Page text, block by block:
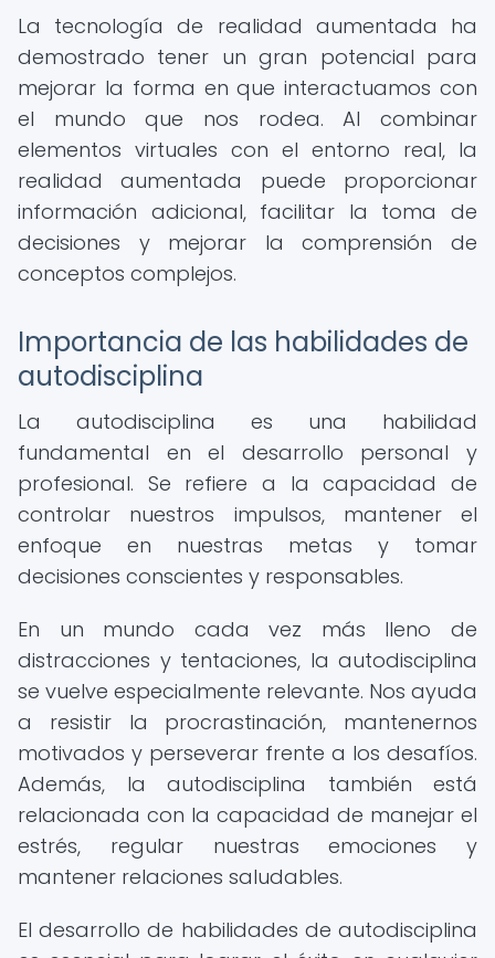
La tecnología de realidad aumentada ha
demostrado tener un gran potencial para
mejorar la forma en que interactuamos con
el mundo que nos rodea. Al combinar
elementos virtuales con el entorno real, la
realidad aumentada puede proporcionar
información adicional, facilitar la toma de
decisiones y mejorar la comprensión de
conceptos complejos.
Importancia de las habilidades de
autodisciplina
La autodisciplina es una habilidad
fundamental en el desarrollo personal y
profesional. Se refiere a la capacidad de
controlar nuestros impulsos, mantener el
enfoque en nuestras metas y tomar
decisiones conscientes y responsables.
En un mundo cada vez más lleno de
distracciones y tentaciones, la autodisciplina
se vuelve especialmente relevante. Nos ayuda
a resistir la procrastinación, mantenernos
motivados y perseverar frente a los desafíos.
Además, la autodisciplina también está
relacionada con la capacidad de manejar el
estrés, regular nuestras emociones y
mantener relaciones saludables.
El desarrollo de habilidades de autodisciplina